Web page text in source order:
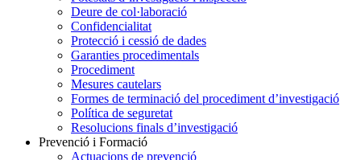
Deure de col·laboració
Confidencialitat
Protecció i cessió de dades
Garanties procedimentals
Procediment
Mesures cautelars
Formes de terminació del procediment d’investigació
Política de seguretat
Resolucions finals d’investigació
Prevenció i Formació
Actuacions de prevenció